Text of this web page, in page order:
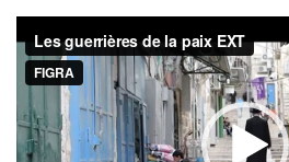
vidéo